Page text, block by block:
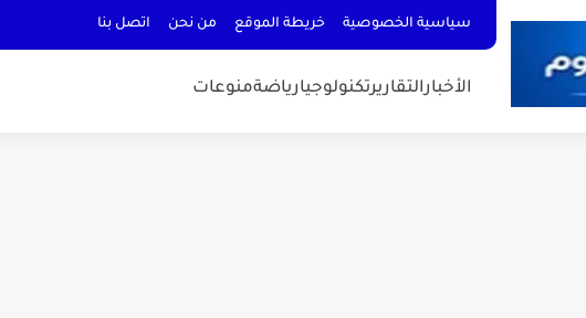
سياسية الخصوصية خريطة الموقع من نحن اتصل بنا
الأخبارالتقاريرتكنولوجيارياضةمنوعات